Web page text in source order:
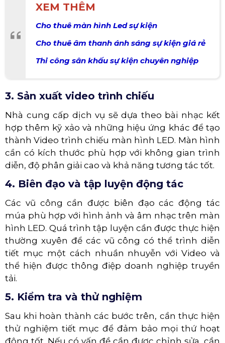
XEM THÊM
Cho thuê màn hình Led sự kiện
Cho thuê âm thanh ánh sáng sự kiện giá rẻ
Thi công sân khấu sự kiện chuyên nghiệp
3. Sản xuất video trình chiếu
Nhà cung cấp dịch vụ sẽ dựa theo bài nhạc kết
hợp thêm kỹ xảo và những hiệu ứng khác để tạo
thành Video trình chiếu màn hình LED. Màn hình
cần có kích thước phù hợp với không gian trình
diễn, độ phân giải cao và khả năng tương tác tốt.
4. Biên đạo và tập luyện động tác
Các vũ công cần được biên đạo các động tác
múa phù hợp với hình ảnh và âm nhạc trên màn
hình LED. Quá trình tập luyện cần được thực hiện
thường xuyên để các vũ công có thể trình diễn
tiết mục một cách nhuần nhuyễn với Video và
thể hiện được thông điệp doanh nghiệp truyền
tải.
5. Kiểm tra và thử nghiệm
Sau khi hoàn thành các bước trên, cần thực hiện
thử nghiệm tiết mục để đảm bảo mọi thứ hoạt
động tốt. Nếu có vấn đề cần được chỉnh sửa, cần